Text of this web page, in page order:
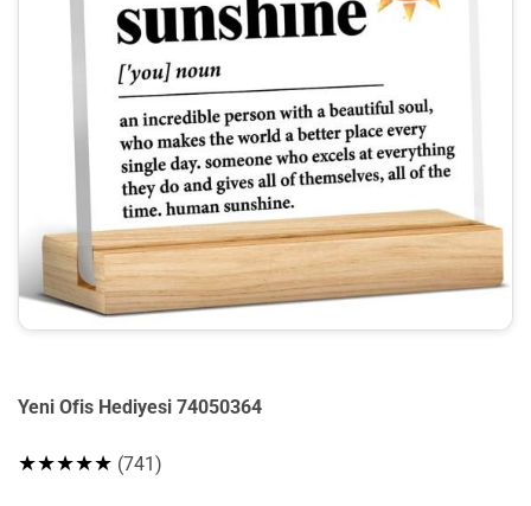
Yeni Ofis Hediyesi 74050364
★★★★★ (741)